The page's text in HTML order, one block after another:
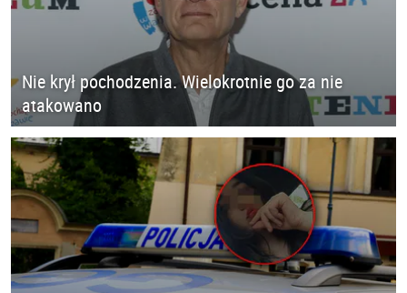
Nie krył pochodzenia. Wielokrotnie go za nie
atakowano